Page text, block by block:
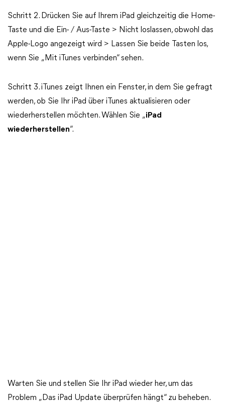
Schritt 2. Drücken Sie auf Ihrem iPad gleichzeitig die Home-
Taste und die Ein- / Aus-Taste > Nicht loslassen, obwohl das
Apple-Logo angezeigt wird > Lassen Sie beide Tasten los,
wenn Sie „Mit iTunes verbinden“ sehen.
Schritt 3. iTunes zeigt Ihnen ein Fenster, in dem Sie gefragt
werden, ob Sie Ihr iPad über iTunes aktualisieren oder
wiederherstellen möchten. Wählen Sie „iPad
wiederherstellen“.
Warten Sie und stellen Sie Ihr iPad wieder her, um das
Problem „Das iPad Update überprüfen hängt“ zu beheben.